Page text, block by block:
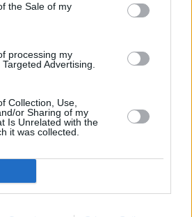
the Sale of my
processing my
Advertising.
Collection, Use,
or Sharing of my
Is Unrelated with the
it was collected.
τις ειδήσεις του
στο Google News